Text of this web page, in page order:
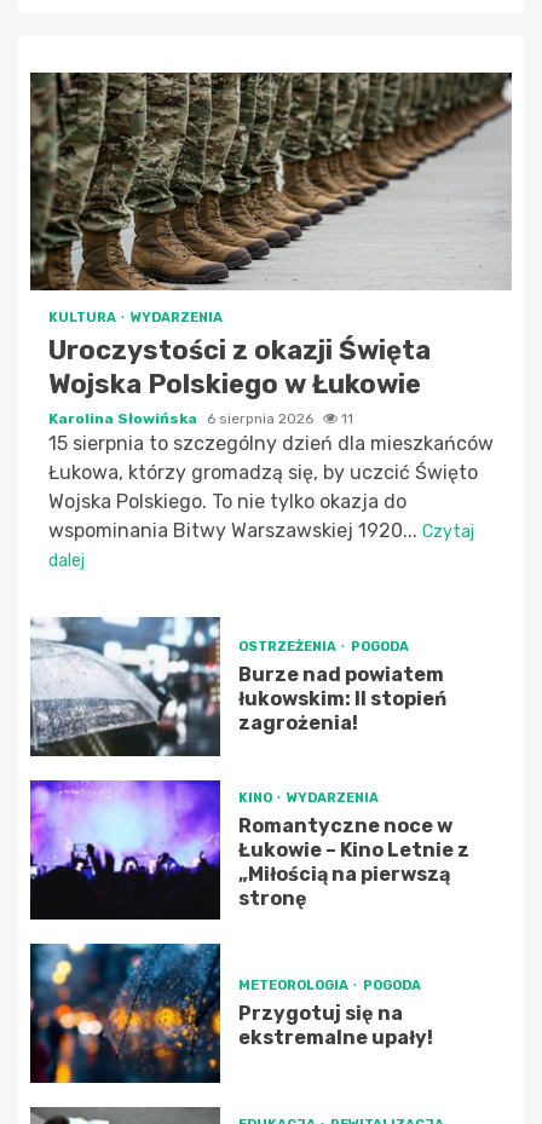
KULTURA WYDARZENIA
Uroczystości z okazji Święta
Wojska Polskiego w Łukowie
Karolina Słowińska 6 sierpnia 2026 11
15 sierpnia to szczególny dzień dla mieszkańców
Łukowa, którzy gromadzą się, by uczcić Święto
Wojska Polskiego. To nie tylko okazja do
wspominania Bitwy Warszawskiej 1920... Czytaj
dalej
OSTRZEŻENIA POGODA
Burze nad powiatem
łukowskim: II stopień
zagrożenia!
KINO WYDARZENIA
Romantyczne noce w
Łukowie – Kino Letnie z
„Miłością na pierwszą
stronę
METEOROLOGIA POGODA
Przygotuj się na
ekstremalne upały!